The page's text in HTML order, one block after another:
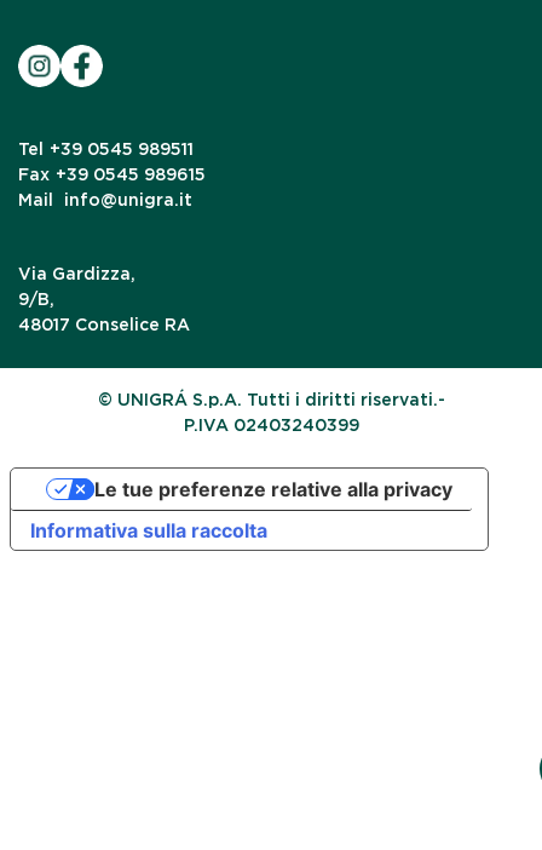
Tel
+39 0545 989511
Fax +39 0545 989615
Mail
info@unigra.it
Via Gardizza,
9/B,
48017 Conselice RA
© UNIGRÁ S.p.A. Tutti i diritti riservati.-
P.IVA 02403240399
Informativa sulla raccolta
Le tue preferenze relative alla privacy